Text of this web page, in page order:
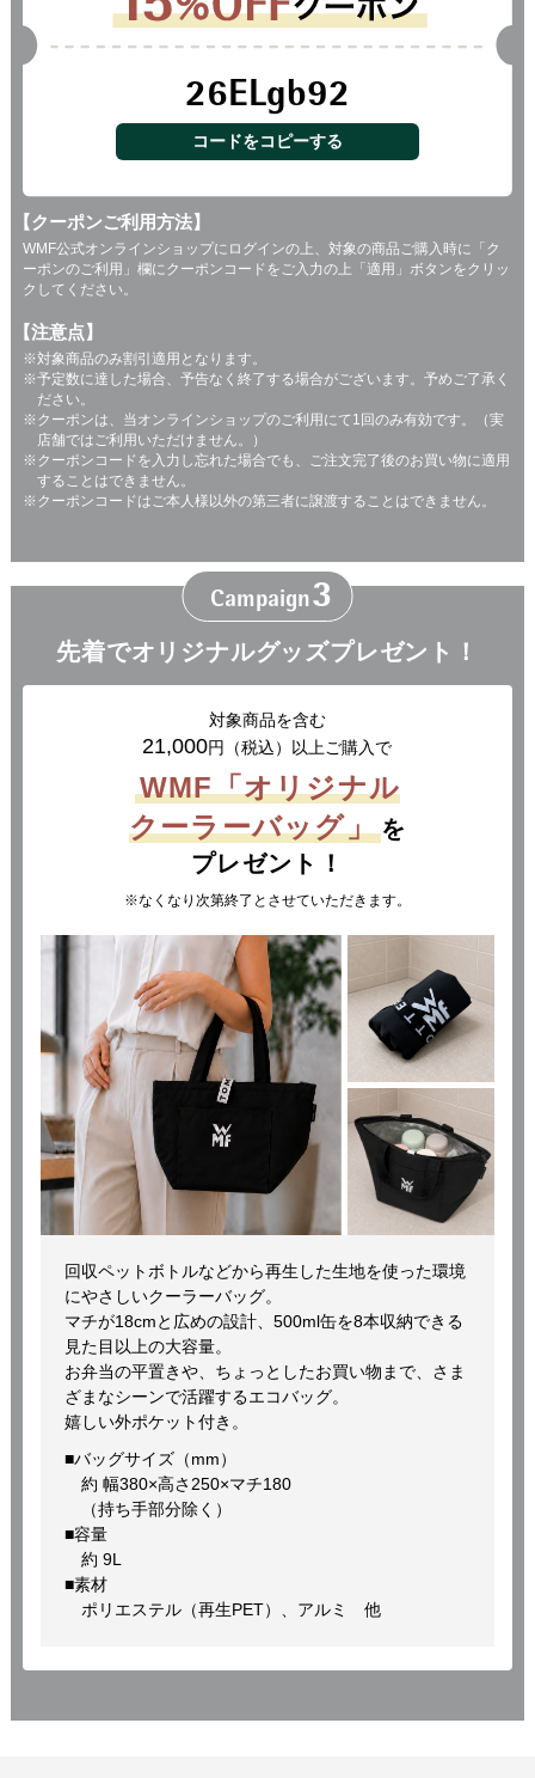
26ELgb92
コードをコピーする
【クーポンご利用方法】
WMF公式オンラインショップにログインの上、対象の商品ご購入時に「ク
ーポンのご利用」欄にクーポンコードをご入力の上「適用」ボタンをクリッ
クしてください。
【注意点】
対象商品のみ割引適用となります。
予定数に達した場合、予告なく終了する場合がございます。予めご了承く
ださい。
クーポンは、当オンラインショップのご利用にて1回のみ有効です。（実
店舗ではご利用いただけません。）
クーポンコードを入力し忘れた場合でも、ご注文完了後のお買い物に適用
することはできません。
クーポンコードはご本人様以外の第三者に譲渡することはできません。
Campaign3
先着でオリジナルグッズプレゼント！
対象商品を含む
21,000円（税込）以上ご購入で
WMF「オリジナル
クーラーバッグ」 を
プレゼント！
なくなり次第終了とさせていただきます。
回収ペットボトルなどから再生した生地を使った環境
にやさしいクーラーバッグ。
マチが18cmと広めの設計、500ml缶を8本収納できる
見た目以上の大容量。
お弁当の平置きや、ちょっとしたお買い物まで、さま
ざまなシーンで活躍するエコバッグ。
嬉しい外ポケット付き。
■バッグサイズ（mm）
約 幅380×高さ250×マチ180
（持ち手部分除く）
■容量
約 9L
■素材
ポリエステル（再生PET）、アルミ 他